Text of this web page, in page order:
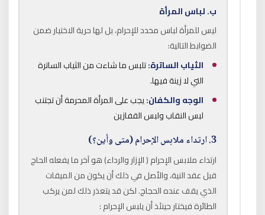
ب. لباس المرأة
ليس للمرأة لباس محدد للإحرام، بل لها حرية الاختيار ضمن
الضوابط التالية:
الثياب الساترة:تلبس ما شاءت من الثياب الساترة
التي لا زينة فيها.
الوجه والكفان:يجب على المرأة المحرمة أن تجتنب
لبس النقاب ولبس القفازين
3. ارتداء ملابس الإحرام (متى وأين؟)
ارتداء ملابس الإحرام ( الإزار والرداء) هو آخر ما يفعله الحاج
قبل عقد النية، والأصل في ذلك أن يكون من الميقات
الذي يقف عنده الحجاج. لكن قد يتعذر ذلك لمن يركب
الطائرة فيختار حينئذ أن يلبس الإحرام :